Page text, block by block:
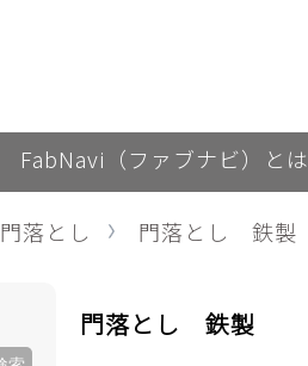
FabNavi（ファブナビ）とは
門落とし 門落とし 鉄製
門落とし 鉄製